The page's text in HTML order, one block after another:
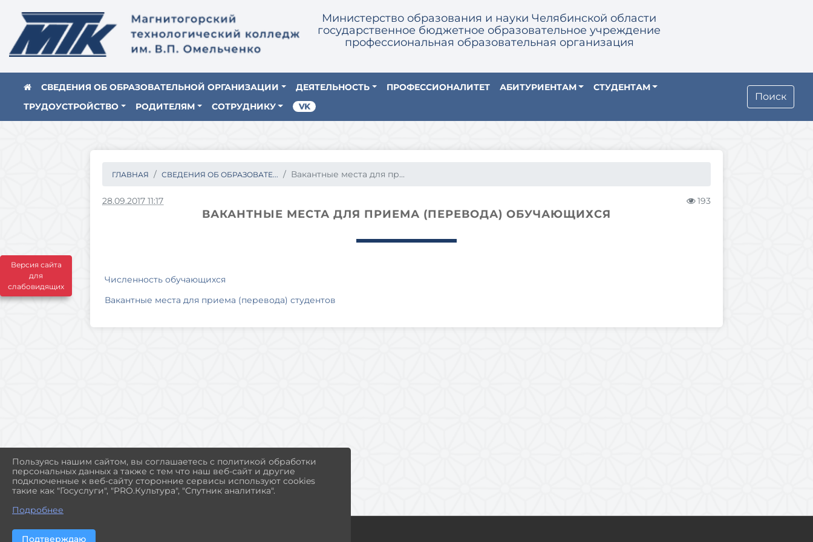
Версия сайта
для
слабовидящих
Министерство образования и науки Челябинской области
государственное бюджетное образовательное учреждение
профессиональная образовательная организация
СВЕДЕНИЯ ОБ ОБРАЗОВАТЕЛЬНОЙ ОРГАНИЗАЦИИ ДЕЯТЕЛЬНОСТЬ ПРОФЕССИОНАЛИТЕТ АБИТУРИЕНТАМ
СТУДЕНТАМ
ТРУДОУСТРОЙСТВО
РОДИТЕЛЯМ СОТРУДНИКУ
Поиск
ГЛАВНАЯ СВЕДЕНИЯ ОБ ОБРАЗОВАТЕ... Вакантные места для пр...
28.09.2017 11:17 193
ВАКАНТНЫЕ МЕСТА ДЛЯ ПРИЕМА (ПЕРЕВОДА) ОБУЧАЮЩИХСЯ
Численность обучающихся
Вакантные места для приема (перевода) студентов
Пользуясь нашим сайтом, вы соглашаетесь с политикой обработки
персональных данных а также с тем что наш веб-сайт и другие
подключенные к веб-сайту сторонние сервисы используют cookies
такие как "Госуслуги", "PRO.Культура", "Спутник аналитика".
Подробнее
Подтверждаю